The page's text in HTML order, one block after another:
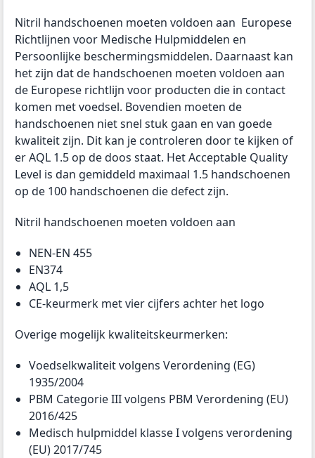
Nitril handschoenen moeten voldoen aan Europese
Richtlijnen voor Medische Hulpmiddelen en
Persoonlijke beschermingsmiddelen. Daarnaast kan
het zijn dat de handschoenen moeten voldoen aan
de Europese richtlijn voor producten die in contact
komen met voedsel. Bovendien moeten de
handschoenen niet snel stuk gaan en van goede
kwaliteit zijn. Dit kan je controleren door te kijken of
er AQL 1.5 op de doos staat. Het Acceptable Quality
Level is dan gemiddeld maximaal 1.5 handschoenen
op de 100 handschoenen die defect zijn.
Nitril handschoenen moeten voldoen aan
NEN-EN 455
EN374
AQL 1,5
CE-keurmerk met vier cijfers achter het logo
Overige mogelijk kwaliteitskeurmerken:
Voedselkwaliteit volgens Verordening (EG)
1935/2004
PBM Categorie III volgens PBM Verordening (EU)
2016/425
Medisch hulpmiddel klasse I volgens verordening
(EU) 2017/745